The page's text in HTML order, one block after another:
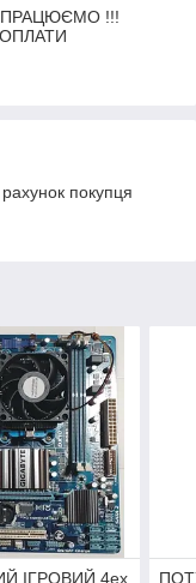
ПРАЦЮЄМО !!!
покупця
ІГРОВИЙ 4ех